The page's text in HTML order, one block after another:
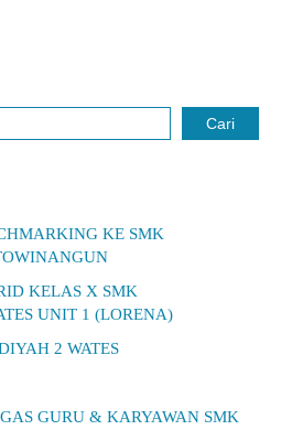
Cari
KE SMK
KELAS X SMK
UNIT 1 (LORENA)
2 WATES
GURU & KARYAWAN SMK